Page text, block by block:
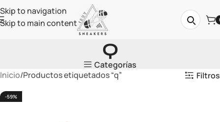
Skip to navigation
Skip to main content
Q
Categorías
Inicio Productos etiquetados “q” Filtros
-59%